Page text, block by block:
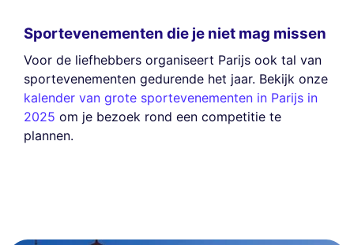
Sportevenementen die je niet mag missen
Voor de liefhebbers organiseert Parijs ook tal van
sportevenementen gedurende het jaar. Bekijk onze
kalender van grote sportevenementen in Parijs in
2025 om je bezoek rond een competitie te
plannen.